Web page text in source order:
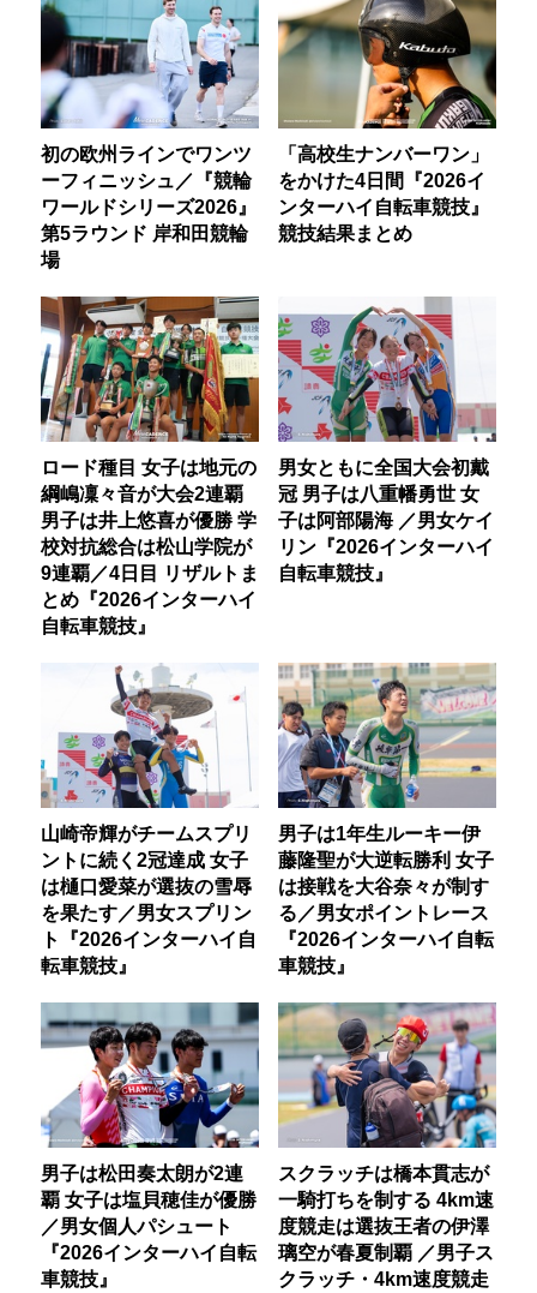
初の欧州ラインでワンツ
ーフィニッシュ／『競輪
ワールドシリーズ2026』
第5ラウンド 岸和田競輪
場
「高校生ナンバーワン」
をかけた4日間『2026イ
ンターハイ自転車競技』
競技結果まとめ
ロード種目 女子は地元の
綱嶋凜々音が大会2連覇
男子は井上悠喜が優勝 学
校対抗総合は松山学院が
9連覇／4日目 リザルトま
とめ『2026インターハイ
自転車競技』
男女ともに全国大会初戴
冠 男子は八重幡勇世 女
子は阿部陽海 ／男女ケイ
リン『2026インターハイ
自転車競技』
山崎帝輝がチームスプリ
ントに続く2冠達成 女子
は樋口愛菜が選抜の雪辱
を果たす／男女スプリン
ト『2026インターハイ自
転車競技』
男子は1年生ルーキー伊
藤隆聖が大逆転勝利 女子
は接戦を大谷奈々が制す
る／男女ポイントレース
『2026インターハイ自転
車競技』
男子は松田奏太朗が2連
覇 女子は塩貝穂佳が優勝
／男女個人パシュート
『2026インターハイ自転
車競技』
スクラッチは橋本貫志が
一騎打ちを制する 4km速
度競走は選抜王者の伊澤
璃空が春夏制覇 ／男子ス
クラッチ・4km速度競走